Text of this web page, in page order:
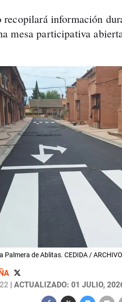
información
mesa participativa
Palmera de Ablitas. CEDIDA / ARCHIVO
| ACTUALIZADO: 01 JULIO,